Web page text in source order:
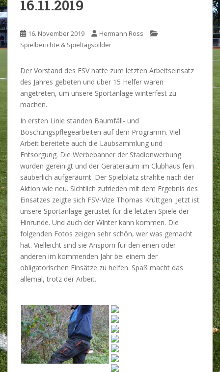
16.11.2019
16. November 2019
Hermann Ross
Spielberichte & Spieltagsbilder
Der Vorstand des FSV hatte zum letzten Arbeitseinsatz
des Jahres gebeten und über 15 Helfer waren
angetreten, um unsere Sportanlage winterfest zu
machen.
In ersten Linie standen Baumfäll- und
Böschungspflegearbeiten auf dem Programm. Viel
Arbeit bereitete auch die Laubsammlung und
Entsorgung. Die Werbebanner der Stadionwerbung
wurden gereinigt und der Geräteraum im Clubhaus fein
säuberlich aufgeräumt. Der Spielplatz strahlte nach der
Aktion wie neu. Sichtlich zufrieden mit dem Ergebnis des
Einsatzes zeigte sich FSV-Vize Thomas Krüttgen. Jetzt ist
unsere Sportanlage gerüstet für die letzten Spiele der
Hinrunde. Und auch der Winter kann kommen. Die
folgenden Fotos zeigen sehr schön, wer was gemacht
hat. Vielleicht sind sie Ansporn für den einen oder
anderen im kommenden Jahr bei einem der
obligatorischen Einsätze zu helfen. Spaß macht das
allemal, trotz der Arbeit.